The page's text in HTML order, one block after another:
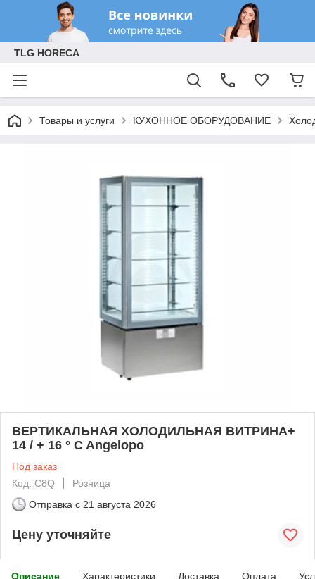
TLG HORECA
Товары и услуги КУХОННОЕ ОБОРУДОВАНИЕ
ВЕРТИКАЛЬНАЯ ХОЛОДИЛЬНАЯ ВИТРИНА+
14 / + 16 ° C Angelopo
Под заказ
Код: C8Q
Розница
Отправка с 21 августа 2026
Цену уточняйте
Описание Характеристики Доставка Оплата